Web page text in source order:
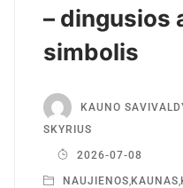
– dingusios
simbolis
KAUNO
SKYRIUS
2026-07-08
NAUJIENOS KAUNAS